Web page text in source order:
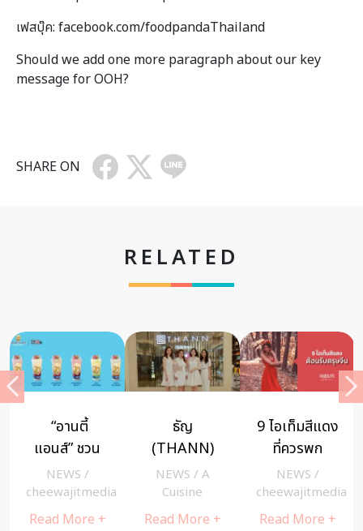
เฟสบุ๊ค: facebook.com/foodpandaThailand
Should we add one more paragraph about our key
message for OOH?
SHARE ON
RELATED
4 ความเชื่อ
ผิดๆ ที่คนมัก
คิดก่อนทำ
ประกัน
NEWS /
cheewajitmedia
Read More +
TikTok ชวน
คุณสร้าง
สังคม
อินเทอร์เน็ตที่
ปลอดภัย
NEWS /
cheewajitmedia
Read More +
5 วิธีสุดแจ๋ว
ช่วยคุณหาย
จาก สมองล้า
NEWS/Riya
Read More +